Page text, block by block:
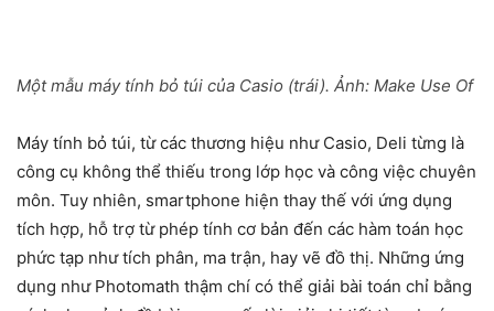
Một mẫu máy tính bỏ túi của Casio (trái). Ảnh: Make Use Of
Máy tính bỏ túi, từ các thương hiệu như Casio, Deli từng là
công cụ không thể thiếu trong lớp học và công việc chuyên
môn. Tuy nhiên, smartphone hiện thay thế với ứng dụng
tích hợp, hỗ trợ từ phép tính cơ bản đến các hàm toán học
phức tạp như tích phân, ma trận, hay vẽ đồ thị. Những ứng
dụng như Photomath thậm chí có thể giải bài toán chỉ bằng